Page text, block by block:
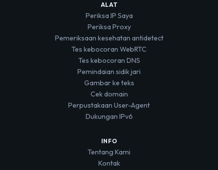
ALAT
Periksa IP Saya
Periksa Proxy
Pemeriksaan kesehatan antidetect
Tes kebocoran WebRTC
Tes kebocoran DNS
Pemindaian sidik jari
Gambar ke teks
Cek domain
Perpustakaan User-Agent
Dukungan IPv6
INFO
Tentang Kami
Kontak